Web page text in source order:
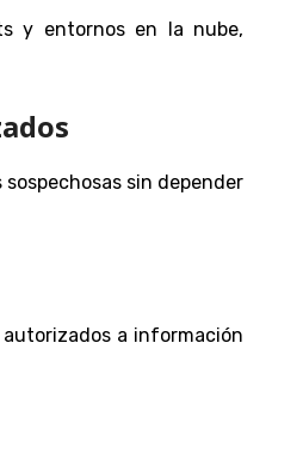
y entornos en la nube,
sin depender
a información